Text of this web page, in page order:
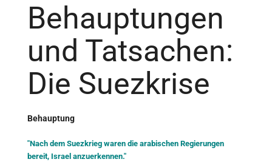
Behauptungen
und Tatsachen:
Die Suezkrise
Behauptung
"Nach dem Suezkrieg waren die arabischen Regierungen
bereit, Israel anzuerkennen."